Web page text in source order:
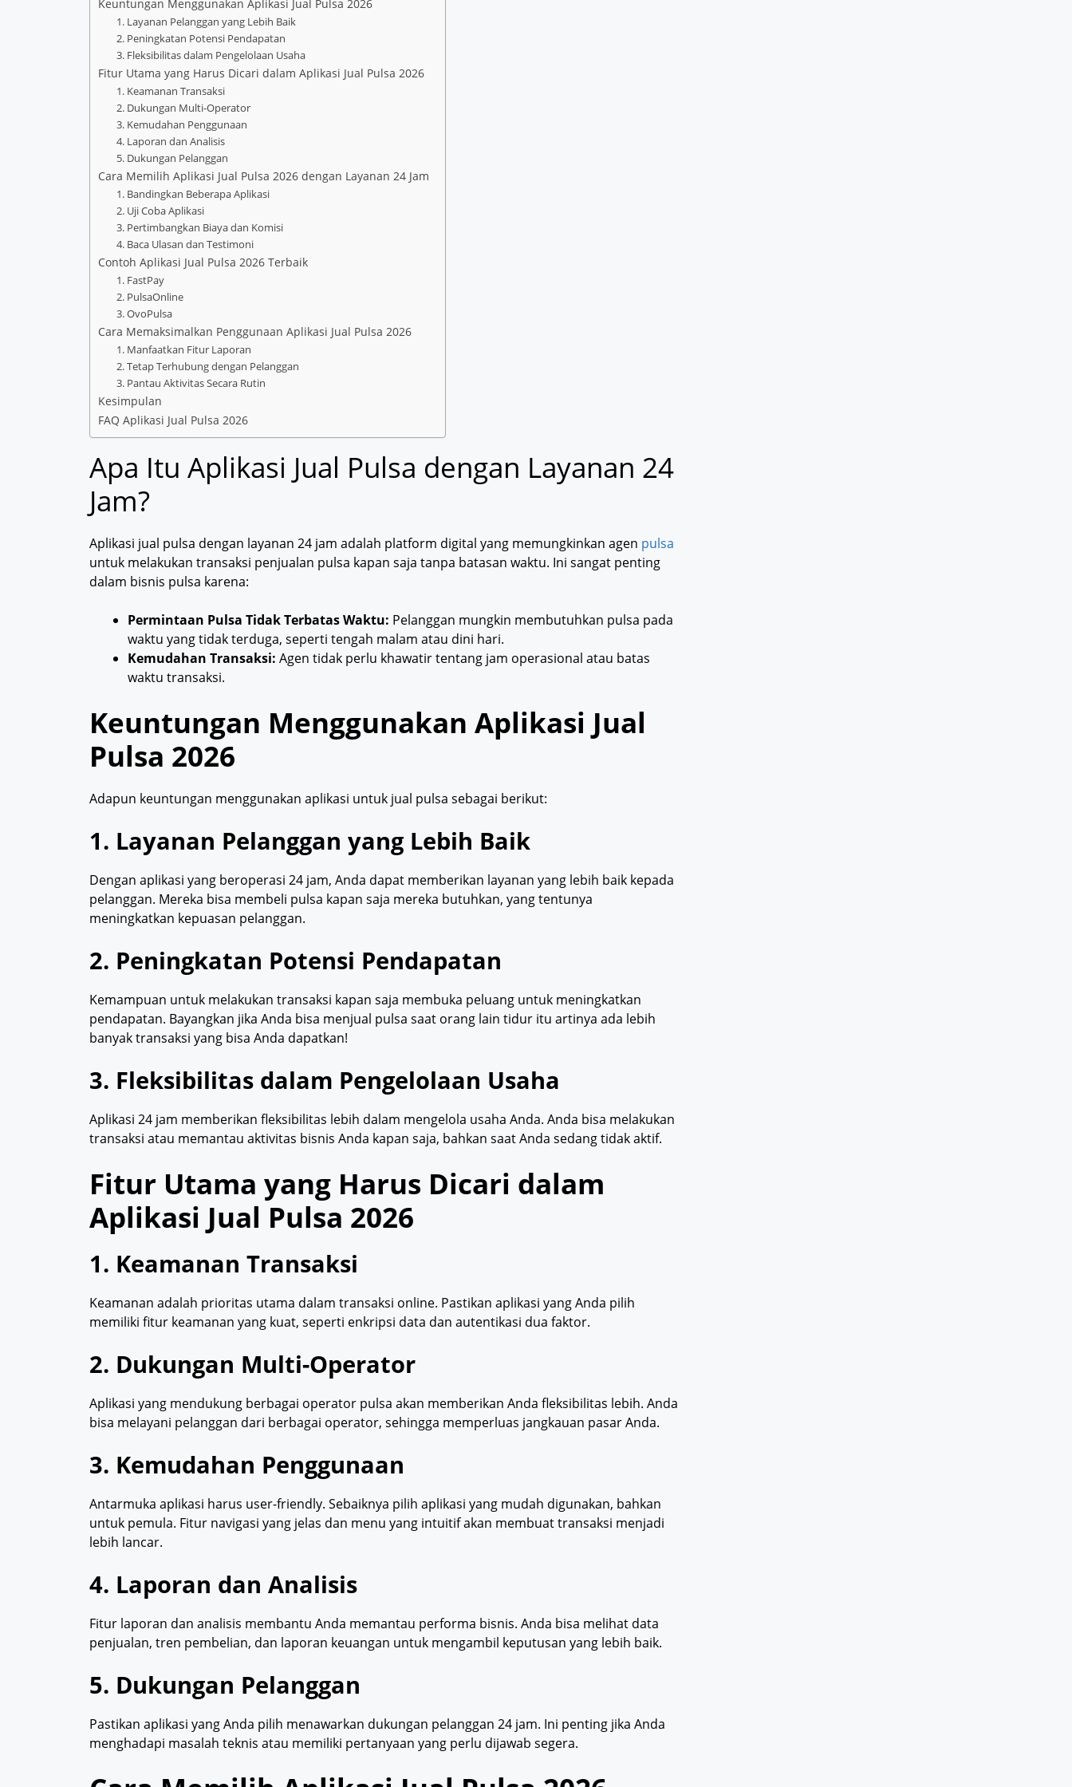
Keuntungan Menggunakan Aplikasi Jual Pulsa 2026
1. Layanan Pelanggan yang Lebih Baik
2. Peningkatan Potensi Pendapatan
3. Fleksibilitas dalam Pengelolaan Usaha
Fitur Utama yang Harus Dicari dalam Aplikasi Jual Pulsa 2026
1. Keamanan Transaksi
2. Dukungan Multi-Operator
3. Kemudahan Penggunaan
4. Laporan dan Analisis
5. Dukungan Pelanggan
Cara Memilih Aplikasi Jual Pulsa 2026 dengan Layanan 24 Jam
1. Bandingkan Beberapa Aplikasi
2. Uji Coba Aplikasi
3. Pertimbangkan Biaya dan Komisi
4. Baca Ulasan dan Testimoni
Contoh Aplikasi Jual Pulsa 2026 Terbaik
1. FastPay
2. PulsaOnline
3. OvoPulsa
Cara Memaksimalkan Penggunaan Aplikasi Jual Pulsa 2026
1. Manfaatkan Fitur Laporan
2. Tetap Terhubung dengan Pelanggan
3. Pantau Aktivitas Secara Rutin
Kesimpulan
FAQ Aplikasi Jual Pulsa 2026
Apa Itu Aplikasi Jual Pulsa dengan Layanan 24
Jam?
Aplikasi jual pulsa dengan layanan 24 jam adalah platform digital yang memungkinkan agen pulsa
untuk melakukan transaksi penjualan pulsa kapan saja tanpa batasan waktu. Ini sangat penting
dalam bisnis pulsa karena:
Permintaan Pulsa Tidak Terbatas Waktu: Pelanggan mungkin membutuhkan pulsa pada
waktu yang tidak terduga, seperti tengah malam atau dini hari.
Kemudahan Transaksi: Agen tidak perlu khawatir tentang jam operasional atau batas
waktu transaksi.
Keuntungan Menggunakan Aplikasi Jual
Pulsa 2026
Adapun keuntungan menggunakan aplikasi untuk jual pulsa sebagai berikut:
1. Layanan Pelanggan yang Lebih Baik
Dengan aplikasi yang beroperasi 24 jam, Anda dapat memberikan layanan yang lebih baik kepada
pelanggan. Mereka bisa membeli pulsa kapan saja mereka butuhkan, yang tentunya
meningkatkan kepuasan pelanggan.
2. Peningkatan Potensi Pendapatan
Kemampuan untuk melakukan transaksi kapan saja membuka peluang untuk meningkatkan
pendapatan. Bayangkan jika Anda bisa menjual pulsa saat orang lain tidur itu artinya ada lebih
banyak transaksi yang bisa Anda dapatkan!
3. Fleksibilitas dalam Pengelolaan Usaha
Aplikasi 24 jam memberikan fleksibilitas lebih dalam mengelola usaha Anda. Anda bisa melakukan
transaksi atau memantau aktivitas bisnis Anda kapan saja, bahkan saat Anda sedang tidak aktif.
Fitur Utama yang Harus Dicari dalam
Aplikasi Jual Pulsa 2026
1. Keamanan Transaksi
Keamanan adalah prioritas utama dalam transaksi online. Pastikan aplikasi yang Anda pilih
memiliki fitur keamanan yang kuat, seperti enkripsi data dan autentikasi dua faktor.
2. Dukungan Multi-Operator
Aplikasi yang mendukung berbagai operator pulsa akan memberikan Anda fleksibilitas lebih. Anda
bisa melayani pelanggan dari berbagai operator, sehingga memperluas jangkauan pasar Anda.
3. Kemudahan Penggunaan
Antarmuka aplikasi harus user-friendly. Sebaiknya pilih aplikasi yang mudah digunakan, bahkan
untuk pemula. Fitur navigasi yang jelas dan menu yang intuitif akan membuat transaksi menjadi
lebih lancar.
4. Laporan dan Analisis
Fitur laporan dan analisis membantu Anda memantau performa bisnis. Anda bisa melihat data
penjualan, tren pembelian, dan laporan keuangan untuk mengambil keputusan yang lebih baik.
5. Dukungan Pelanggan
Pastikan aplikasi yang Anda pilih menawarkan dukungan pelanggan 24 jam. Ini penting jika Anda
menghadapi masalah teknis atau memiliki pertanyaan yang perlu dijawab segera.